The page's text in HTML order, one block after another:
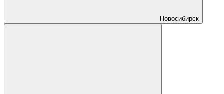
Новосибирск